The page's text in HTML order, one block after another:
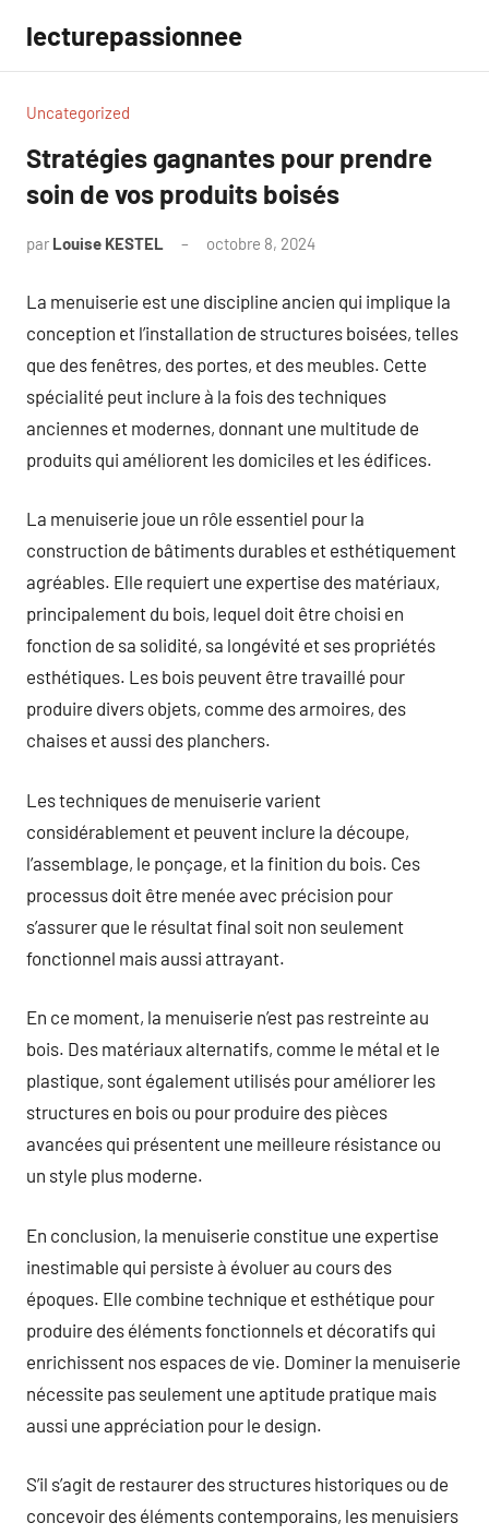
contenu
lecturepassionnee
Uncategorized
Stratégies gagnantes pour prendre
soin de vos produits boisés
par Louise KESTEL octobre 8, 2024
La menuiserie est une discipline ancien qui implique la
conception et l’installation de structures boisées, telles
que des fenêtres, des portes, et des meubles. Cette
spécialité peut inclure à la fois des techniques
anciennes et modernes, donnant une multitude de
produits qui améliorent les domiciles et les édifices.
La menuiserie joue un rôle essentiel pour la
construction de bâtiments durables et esthétiquement
agréables. Elle requiert une expertise des matériaux,
principalement du bois, lequel doit être choisi en
fonction de sa solidité, sa longévité et ses propriétés
esthétiques. Les bois peuvent être travaillé pour
produire divers objets, comme des armoires, des
chaises et aussi des planchers.
Les techniques de menuiserie varient
considérablement et peuvent inclure la découpe,
l’assemblage, le ponçage, et la finition du bois. Ces
processus doit être menée avec précision pour
s’assurer que le résultat final soit non seulement
fonctionnel mais aussi attrayant.
En ce moment, la menuiserie n’est pas restreinte au
bois. Des matériaux alternatifs, comme le métal et le
plastique, sont également utilisés pour améliorer les
structures en bois ou pour produire des pièces
avancées qui présentent une meilleure résistance ou
un style plus moderne.
En conclusion, la menuiserie constitue une expertise
inestimable qui persiste à évoluer au cours des
époques. Elle combine technique et esthétique pour
produire des éléments fonctionnels et décoratifs qui
enrichissent nos espaces de vie. Dominer la menuiserie
nécessite pas seulement une aptitude pratique mais
aussi une appréciation pour le design.
S’il s’agit de restaurer des structures historiques ou de
concevoir des éléments contemporains, les menuisiers